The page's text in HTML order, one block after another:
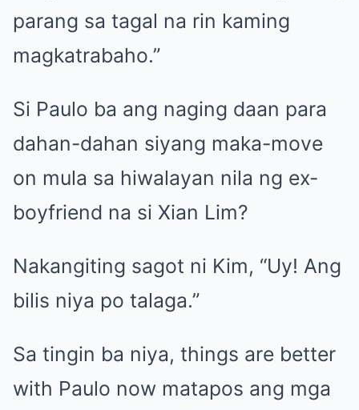
parang sa tagal na rin kaming
magkatrabaho.”
Si Paulo ba ang naging daan para
dahan-dahan siyang maka-move
on mula sa hiwalayan nila ng ex-
boyfriend na si Xian Lim?
Nakangiting sagot ni Kim, “Uy! Ang
bilis niya po talaga.”
Sa tingin ba niya, things are better
with Paulo now matapos ang mga